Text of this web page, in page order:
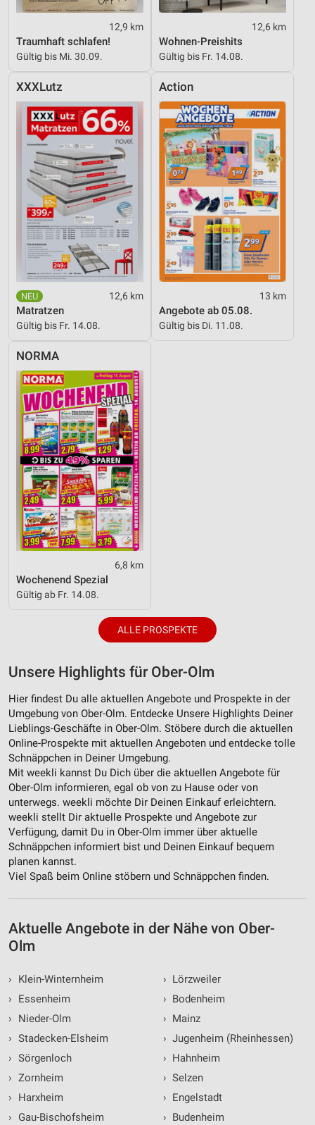
12,9 km
Traumhaft schlafen!
Gültig bis Mi. 30.09.
12,6 km
Wohnen-Preishits
Gültig bis Fr. 14.08.
XXXLutz
12,6 km
Matratzen
Gültig bis Fr. 14.08.
Action
13 km
Angebote ab 05.08.
Gültig bis Di. 11.08.
NORMA
6,8 km
Wochenend Spezial
Gültig ab Fr. 14.08.
ALLE PROSPEKTE
Unsere Highlights für Ober-Olm
Hier findest Du alle aktuellen Angebote und Prospekte in der
Umgebung von Ober-Olm. Entdecke Unsere Highlights Deiner
Lieblings-Geschäfte in Ober-Olm. Stöbere durch die aktuellen
Online-Prospekte mit aktuellen Angeboten und entdecke tolle
Schnäppchen in Deiner Umgebung.
Mit weekli kannst Du Dich über die aktuellen Angebote für
Ober-Olm informieren, egal ob von zu Hause oder von
unterwegs. weekli möchte Dir Deinen Einkauf erleichtern.
weekli stellt Dir aktuelle Prospekte und Angebote zur
Verfügung, damit Du in Ober-Olm immer über aktuelle
Schnäppchen informiert bist und Deinen Einkauf bequem
planen kannst.
Viel Spaß beim Online stöbern und Schnäppchen finden.
Aktuelle Angebote in der Nähe von Ober-
Olm
›
Klein-Winternheim
›
Essenheim
›
Nieder-Olm
› Stadecken-Elsheim
› Sörgenloch
› Zornheim
›
Harxheim
›
Gau-Bischofsheim
› Lörzweiler
› Bodenheim
› Mainz
› Jugenheim (Rheinhessen)
› Hahnheim
› Selzen
› Engelstadt
› Budenheim
Werbung